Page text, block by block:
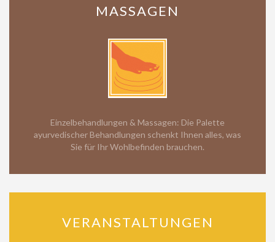
MASSAGEN
Einzelbehandlungen & Massagen: Die Palette
ayurvedischer Behandlungen schenkt Ihnen alles, was
Sie für Ihr Wohlbefinden brauchen.
VERANSTALTUNGEN